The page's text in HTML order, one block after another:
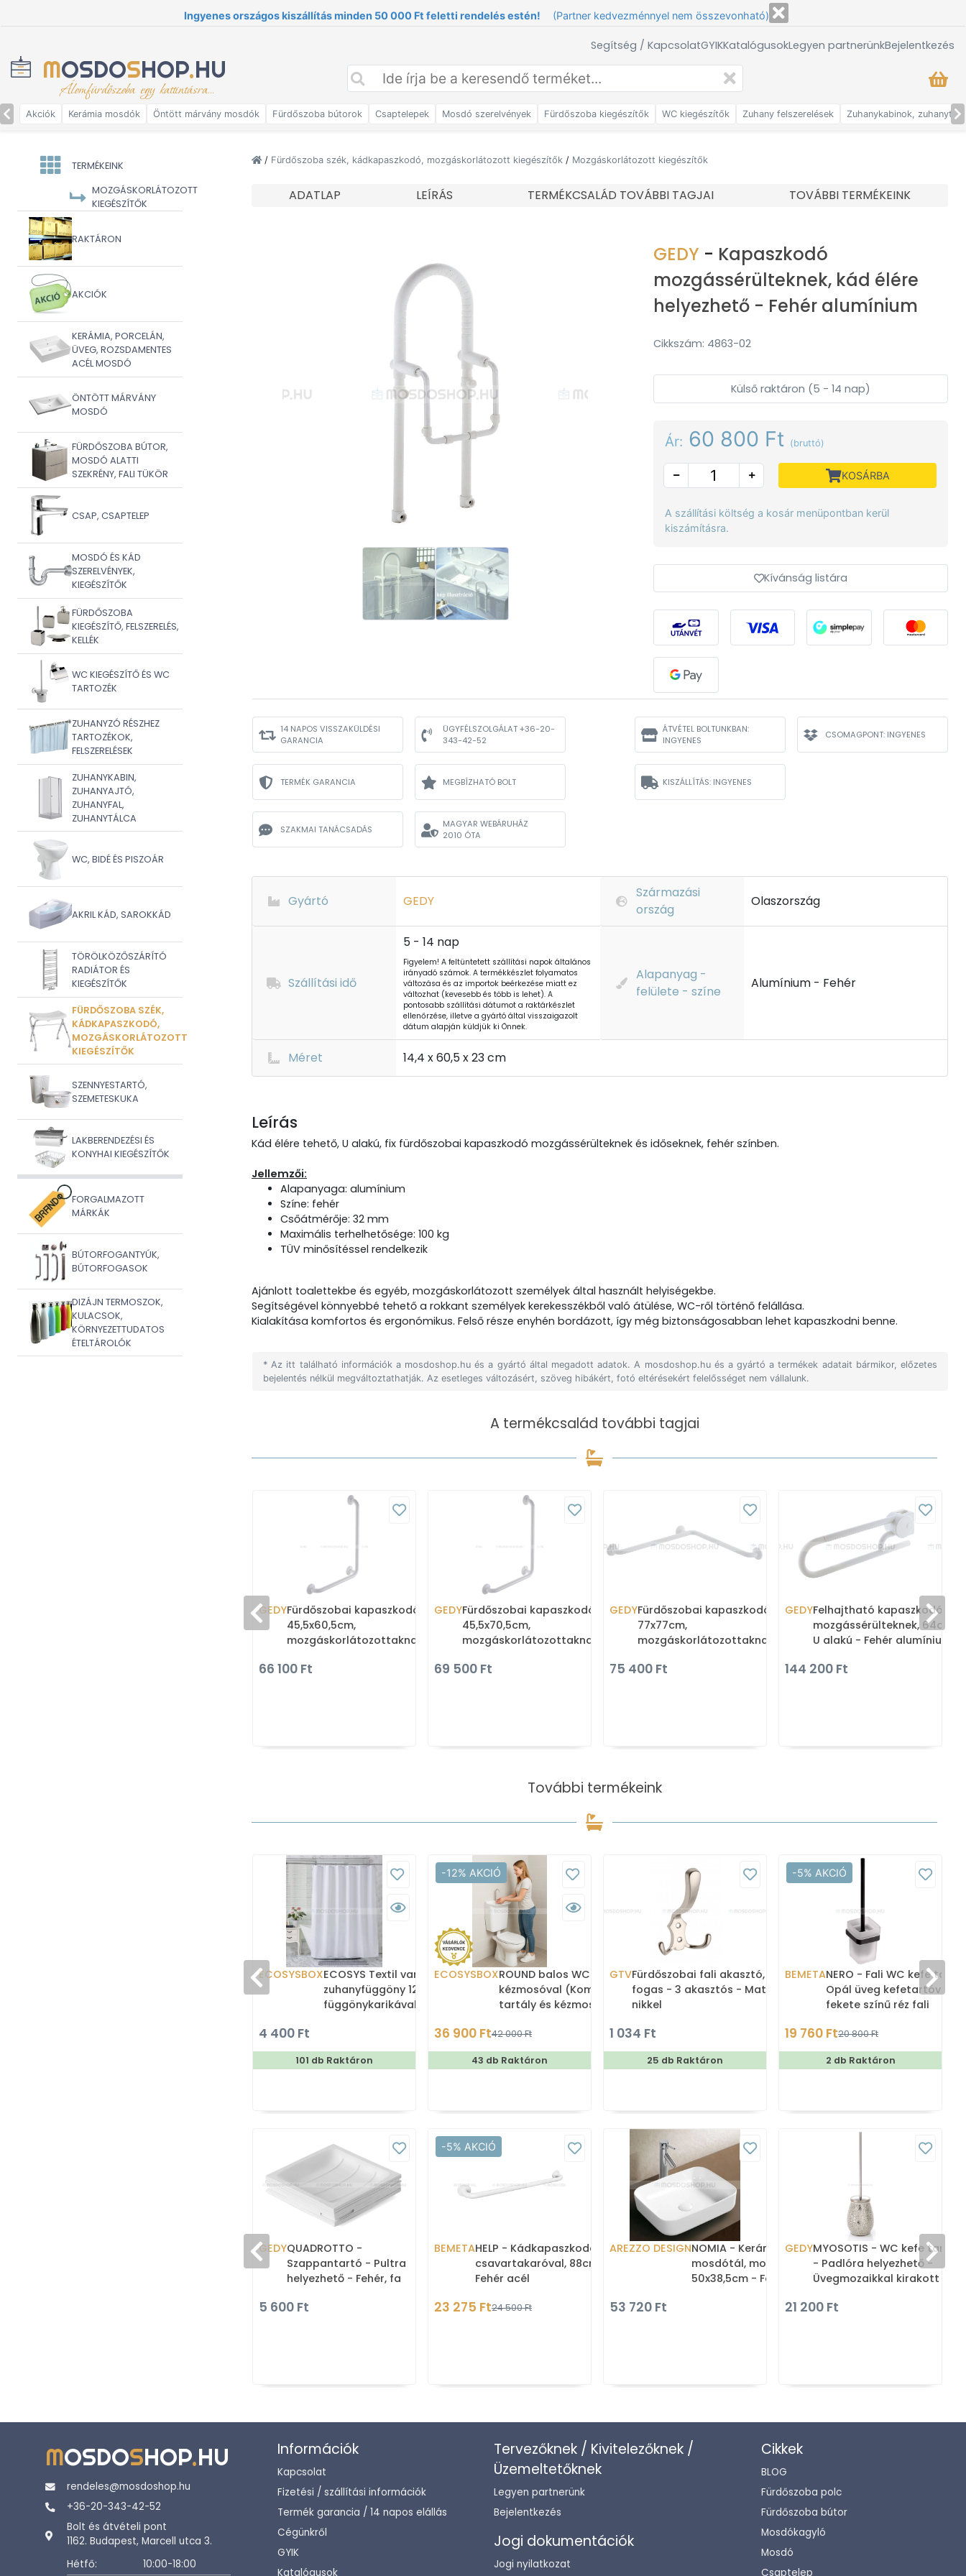
Ingyenes országos kiszállítás minden 50 000 Ft feletti rendelés estén! (Partner kedvezménnyel nem összevonható)
Segítség / KapcsolatGYIKKatalógusokLegyen partnerünkBejelentkezés
MOSDOSHOP.HU
Álomfürdőszoba egy kattintásra...
Akciók Kerámia mosdók Öntött márvány mosdók Fürdőszoba bútorok Csaptelepek Mosdó szerelvények Fürdőszoba kiegészítők WC kiegészítők Zuhany felszerelések Zuhanykabinok,
TERMÉKEINK
MOZGÁSKORLÁTOZOTT
KIEGÉSZÍTŐK
RAKTÁRON
AKCIÓK
KERÁMIA, PORCELÁN,
ÜVEG, ROZSDAMENTES
ACÉL MOSDÓ
ÖNTÖTT MÁRVÁNY
MOSDÓ
FÜRDŐSZOBA BÚTOR,
MOSDÓ ALATTI
SZEKRÉNY, FALI TÜKÖR
CSAP, CSAPTELEP
MOSDÓ ÉS KÁD
SZERELVÉNYEK,
KIEGÉSZÍTŐK
FÜRDŐSZOBA
KIEGÉSZÍTŐ, FELSZERELÉS,
KELLÉK
WC KIEGÉSZÍTŐ ÉS WC
TARTOZÉK
ZUHANYZÓ RÉSZHEZ
TARTOZÉKOK,
FELSZERELÉSEK
ZUHANYKABIN,
ZUHANYAJTÓ,
ZUHANYFAL,
ZUHANYTÁLCA
WC, BIDÉ ÉS PISZOÁR
AKRIL KÁD, SAROKKÁD
TÖRÖLKÖZŐSZÁRÍTÓ
RADIÁTOR ÉS
KIEGÉSZÍTŐK
FÜRDŐSZOBA SZÉK,
KÁDKAPASZKODÓ,
MOZGÁSKORLÁTOZOTT
KIEGÉSZÍTŐK
SZENNYESTARTÓ,
SZEMETESKUKA
LAKBERENDEZÉSI ÉS
KONYHAI KIEGÉSZÍTŐK
FORGALMAZOTT
MÁRKÁK
BÚTORFOGANTYÚK,
BÚTORFOGASOK
DIZÁJN TERMOSZOK,
KULACSOK,
KÖRNYEZETTUDATOS
ÉTELTÁROLÓK
/ Fürdőszoba szék, kádkapaszkodó, mozgáskorlátozott kiegészítők / Mozgáskorlátozott kiegészítők
ADATLAP LEÍRÁS TERMÉKCSALÁD TOVÁBBI TAGJAI TOVÁBBI TERMÉKEINK
GEDY - Kapaszkodó
mozgássérülteknek, kád élére
helyezhető - Fehér alumínium
Cikkszám: 4863-02
Külső raktáron (5 - 14 nap)
Ár: 60 800 Ft (bruttó)
KOSÁRBA
A szállítási költség a kosár menüpontban kerül
kiszámításra.
Kívánság listára
14 NAPOS VISSZAKÜLDÉSI
GARANCIA
ÜGYFÉLSZOLGÁLAT +36-20-
343-42-52
TERMÉK GARANCIA MEGBÍZHATÓ BOLT
SZAKMAI TANÁCSADÁS
MAGYAR WEBÁRUHÁZ
2010 ÓTA
ÁTVÉTEL BOLTUNKBAN:
INGYENES
CSOMAGPONT: INGYENES
KISZÁLLÍTÁS: INGYENES
Gyártó GEDY
Származási
ország
Olaszország
Szállítási idő
5 - 14 nap
Figyelem! A feltüntetett szállítási napok általános
irányadó számok. A termékkészlet folyamatos
változása és az importok beérkezése miatt ez
változhat (kevesebb és több is lehet). A
pontosabb szállítási dátumot a raktárkészlet
ellenőrzése, illetve a gyártó által visszaigazolt
dátum alapján küldjük ki Önnek.
Alapanyag -
felülete - színe
Alumínium - Fehér
Méret 14,4 x 60,5 x 23 cm
Leírás
Kád élére tehető, U alakú, fix fürdőszobai kapaszkodó mozgássérülteknek és időseknek, fehér színben.
Jellemzői:
Alapanyaga: alumínium
Színe: fehér
Csőátmérője: 32 mm
Maximális terhelhetősége: 100 kg
TÜV minősítéssel rendelkezik
Ajánlott toalettekbe és egyéb, mozgáskorlátozott személyek által használt helyiségekbe.
Segítségével könnyebbé tehető a rokkant személyek kerekesszékből való átülése, WC-ről történő felállása.
Kialakítása komfortos és ergonómikus. Felső része enyhén bordázott, így még biztonságosabban lehet kapaszkodni benne.
* Az itt található információk a mosdoshop.hu és a gyártó által megadott adatok. A mosdoshop.hu és a gyártó a termékek adatait bármikor, előzetes
bejelentés nélkül megváltoztathatják. Az esetleges változásért, szöveg hibákért, fotó eltérésekért felelősséget nem vállalunk.
A termékcsalád további tagjai
GEDYFürdőszobai kapaszkodó
45,5x60,5cm,
mozgáskorlátozottaknak,
alumínium (4
66 100 Ft
GEDYFürdőszobai kapaszkodó
45,5x70,5cm,
mozgáskorlátozottaknak,
alumínium (4
69 500 Ft
GEDYFürdőszobai kapaszkodó
77x77cm,
mozgáskorlátozottaknak -
75 400 Ft
GEDYFelhajtható kapaszkodó
mozgássérülteknek, 64cm,
U alakú - Fehér alumínium
144 200 Ft
További termékeink
ECOSYSBOXECOSYS Textil varrott
zuhanyfüggöny 12db
függönykarikával
Zuhanyfüggöny textil
4 400 Ft
101 db Raktáron
-12% AKCIÓ
ECOSYSBOXROUND balos WC tartály
kézmosóval (Kombi WC
tartály és kézmosó)
36 900 Ft42 000 Ft
43 db Raktáron
GTVFürdőszobai fali akasztó,
fogas - 3 akasztós - Matt
nikkel
1 034 Ft
25 db Raktáron
-5% AKCIÓ
BEMETANERO - Fali WC kefe
Opál üveg kefetartóval,
fekete színű réz fali
19 760 Ft20 800 Ft
2 db Raktáron
GEDYQUADROTTO -
Szappantartó - Pultra
helyezhető - Fehér, fa
5 600 Ft
-5% AKCIÓ
BEMETAHELP - Kádkapaszkodó,
csavartakaróval, 88cm -
Fehér acél
23 275 Ft24 500 Ft
AREZZO DESIGNNOMIA - Kerámia mosdó,
mosdótál, mosdókagyló,
50x38,5cm - Fehér - Pultra,
53 720 Ft
GEDYMYOSOTIS - WC kefe tartó
- Padlóra helyezhető -
Üvegmozaikkal kirakott -
21 200 Ft
MOSDOSHOP.HU
rendeles@mosdoshop.hu
+36-20-343-42-52
Bolt és átvételi pont
1162. Budapest, Marcell utca 3.
Hétfő:
10:00-18:00
Információk
Kapcsolat
Fizetési / szállítási információk
Termék garancia / 14 napos elállás
Cégünkről
GYIK
Katalógusok
Tervezőknek / Kivitelezőknek /
Üzemeltetőknek
Legyen partnerünk
Bejelentkezés
Jogi dokumentációk
Jogi nyilatkozat
Cikkek
BLOG
Fürdőszoba polc
Fürdőszoba bútor
Mosdókagyló
Mosdó
Csaptelep